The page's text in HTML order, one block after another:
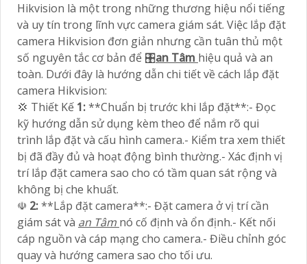
Hikvision là một trong những thương hiệu nổi tiếng
và uy tín trong lĩnh vực camera giám sát. Việc lắp đặt
camera Hikvision đơn giản nhưng cần tuân thủ một
số nguyên tắc cơ bản để 🎛an Tâm hiệu quả và an
toàn. Dưới đây là hướng dẫn chi tiết về cách lắp đặt
camera Hikvision:
💢 Thiết Kế 1:**Chuẩn bị trước khi lắp đặt**:- Đọc
kỹ hướng dẫn sử dụng kèm theo để nắm rõ qui
trình lắp đặt và cấu hình camera.- Kiểm tra xem thiết
bị đã đầy đủ và hoạt động bình thường.- Xác định vị
trí lắp đặt camera sao cho có tầm quan sát rộng và
không bị che khuất.
☫ 2:**Lắp đặt camera**:- Đặt camera ở vị trí cần
giám sát và an Tâm nó cố định và ổn định.- Kết nối
cáp nguồn và cáp mạng cho camera.- Điều chỉnh góc
quay và hướng camera sao cho tối ưu.